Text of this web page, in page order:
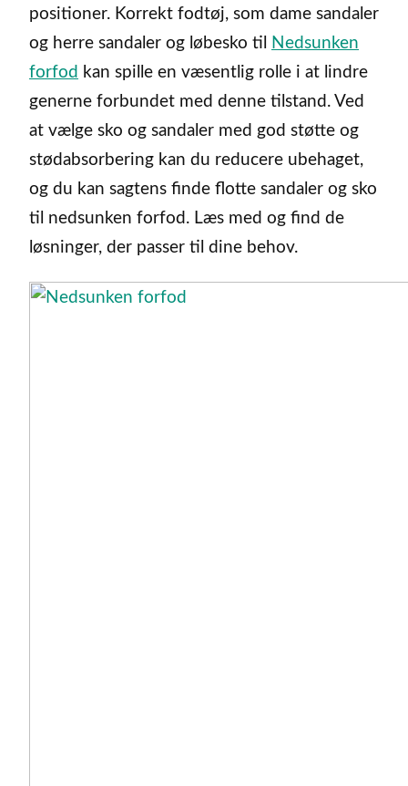
positioner. Korrekt fodtøj, som dame sandaler
og herre sandaler og løbesko til
Nedsunken
forfod kan spille en væsentlig rolle i at lindre
generne forbundet med denne tilstand. Ved
at vælge sko og sandaler med god støtte og
stødabsorbering kan du reducere ubehaget,
og du kan sagtens finde flotte sandaler og sko
til nedsunken forfod. Læs med og find de
løsninger, der passer til dine behov.